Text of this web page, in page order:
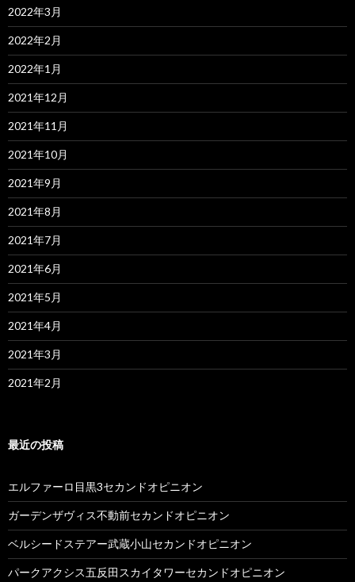
2022年3月
2022年2月
2022年1月
2021年12月
2021年11月
2021年10月
2021年9月
2021年8月
2021年7月
2021年6月
2021年5月
2021年4月
2021年3月
2021年2月
最近の投稿
エルファーロ目黒3セカンドオピニオン
ガーデンザヴィス不動前セカンドオピニオン
ベルシードステアー武蔵小山セカンドオピニオン
パークアクシス五反田スカイタワーセカンドオピニオン